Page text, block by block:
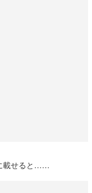
載せると……